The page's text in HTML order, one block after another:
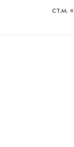
ст.м.